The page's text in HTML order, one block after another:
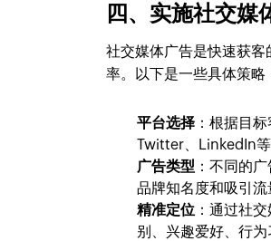
四、实施社交媒
社交媒体广告是快速获
率。以下是一些具体策略
平台选择 ：根据目
Twitter、LinkedIn等
广告类型 ：不同的
品牌知名度和吸引流
精准定位 ：通过社
别、兴趣爱好、行